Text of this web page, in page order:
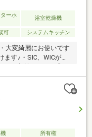
仕様～・ビルトイン食
プガスコンロ・ガス温
ネ型給湯器・浴室暖房
ーホ
浴室乾燥機
可 システムキッチン
大変綺麗にお使いです
す♪・SIC、WICがあ
きり収納できます◎・
有）！大切なご家族と
の15階に位置しており
遮るものがないのでお
LDKと洋室には窓があ
小学校 徒歩約2分・前
市交通局「名古屋市交
のご相談や、現地内
所有権